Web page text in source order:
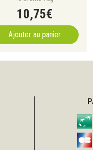
10,75€
Ajouter au panier